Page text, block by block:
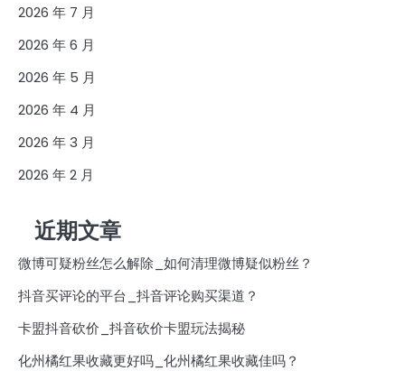
2026 年 7 月
2026 年 6 月
2026 年 5 月
2026 年 4 月
2026 年 3 月
2026 年 2 月
近期文章
微博可疑粉丝怎么解除_如何清理微博疑似粉丝？
抖音买评论的平台_抖音评论购买渠道？
卡盟抖音砍价_抖音砍价卡盟玩法揭秘
化州橘红果收藏更好吗_化州橘红果收藏佳吗？